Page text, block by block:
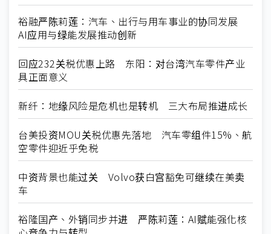
裕融严陈莉莲：汽车、出行与用车事业的协同发展
AI应用与绿能发展推动创新
回应232关税优惠上路 东阳：对台湾汽车零件产业
具正面意义
新纤：地缘风险是危机也是转机 三大布局推进成长
台美投资MOU关税优惠先落地 汽车零组件15%、航
空零件迎近乎免税
中资背景也能过关 Volvo获白宫豁免可继续在美卖
车
裕隆国产、外销同步并进 严陈莉莲：AI赋能强化核